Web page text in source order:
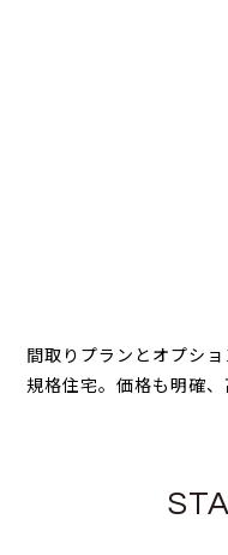
間取りプランとオプシ
規格住宅。価格も明確、